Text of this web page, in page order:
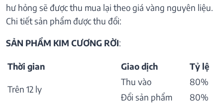
hư hỏng sẽ được thu mua lại theo giá vàng nguyên liệu.
Chi tiết sản phẩm được thu đổi:
SẢN PHẨM KIM CƯƠNG RỜI:
Thời gian Giao dịch Tỷ lệ
Trên 12 ly
Thu vào
80%
Đổi sản phẩm
80%